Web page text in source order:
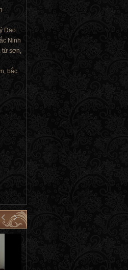
Đạo
Ninh
từ sơn,
bắc